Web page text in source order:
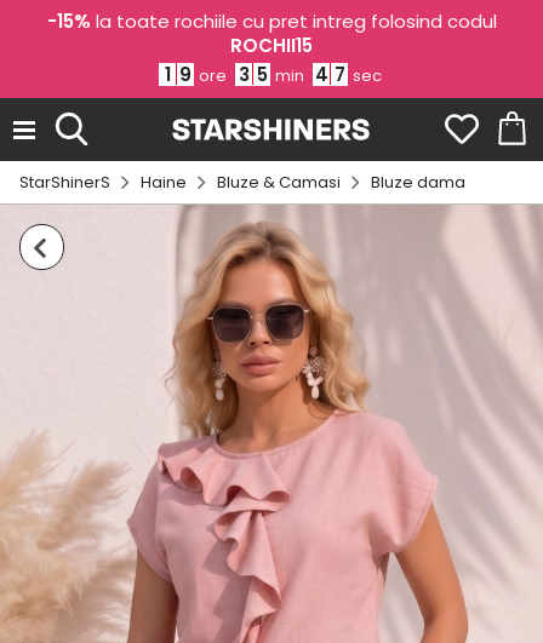
-15% la toate rochiile cu pret intreg folosind codul
ROCHII15
1 9 ore 3 5 min 4 6 sec
StarShinerS Haine Bluze & Camasi Bluze dama